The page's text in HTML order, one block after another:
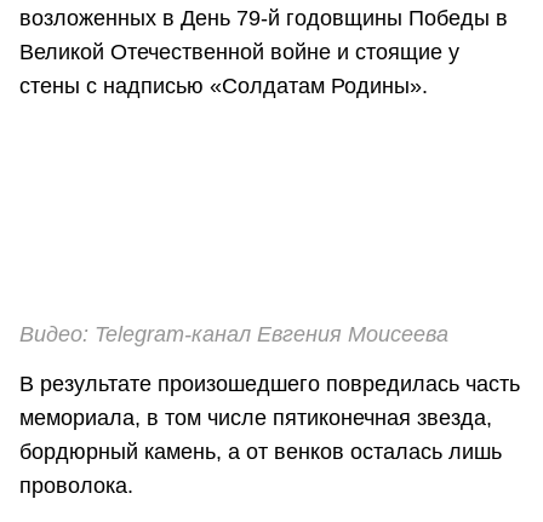
возложенных в День 79-й годовщины Победы в
Великой Отечественной войне и стоящие у
стены с надписью «Солдатам Родины».
Видео: Telegram-канал Евгения Моисеева
В результате произошедшего повредилась часть
мемориала, в том числе пятиконечная звезда,
бордюрный камень, а от венков осталась лишь
проволока.